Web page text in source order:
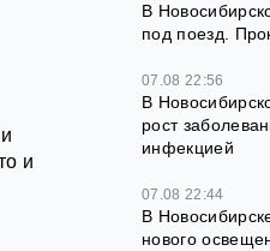
и
В
под поезд.
07.08 22:56
В
рост
инфекцией
07.08 22:44
В
нового